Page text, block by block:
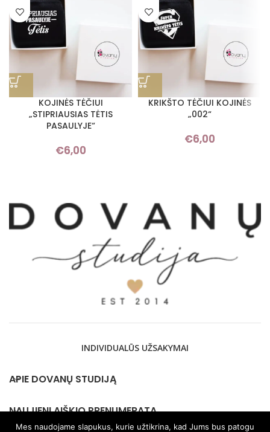
KOJINĖS TĖČIUI
„STIPRIAUSIAS TĖTIS
PASAULYJE“
€6,00
KRIKŠTO TĖČIUI KOJINĖS
„002“
€6,00
INDIVIDUALŪS UŽSAKYMAI
APIE DOVANŲ STUDIJĄ
NAUJIENLAIŠKIO PRENUMERATA
Mes naudojame slapukus, kurie užtikrina, kad Jums bus patogu